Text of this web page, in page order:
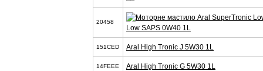
20458
Low SAPS 0W40 1L
151CED Aral High Tronic J 5W30 1L
14FEEE Aral High Tronic G 5W30 1L